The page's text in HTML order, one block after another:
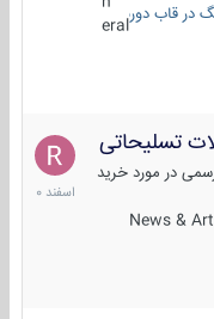
قاب دوربین
eral
تسلیحاتی
در مورد خرید
News &
7
اسفند
1400